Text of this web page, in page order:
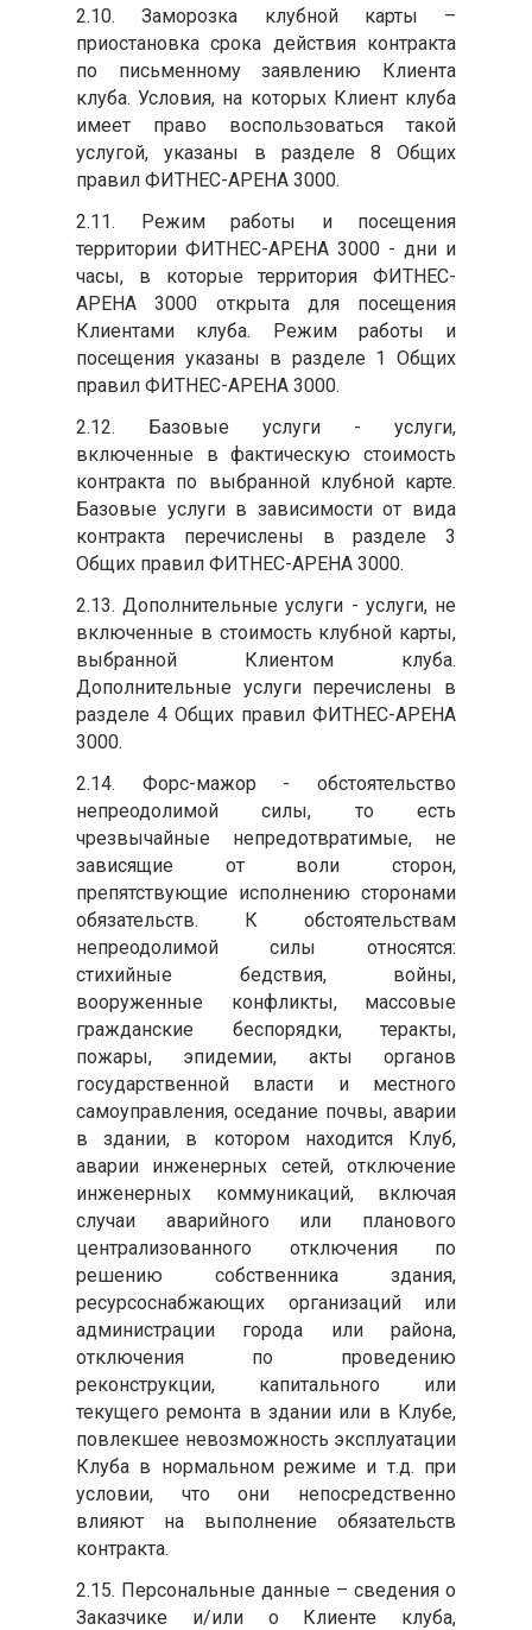
2.10. Заморозка клубной карты –
приостановка срока действия контракта
по письменному заявлению Клиента
клуба. Условия, на которых Клиент клуба
имеет право воспользоваться такой
услугой, указаны в разделе 8 Общих
правил ФИТНЕС-АРЕНА 3000.
2.11. Режим работы и посещения
территории ФИТНЕС-АРЕНА 3000 - дни и
часы, в которые территория ФИТНЕС-
АРЕНА 3000 открыта для посещения
Клиентами клуба. Режим работы и
посещения указаны в разделе 1 Общих
правил ФИТНЕС-АРЕНА 3000.
2.12. Базовые услуги - услуги,
включенные в фактическую стоимость
контракта по выбранной клубной карте.
Базовые услуги в зависимости от вида
контракта перечислены в разделе 3
Общих правил ФИТНЕС-АРЕНА 3000.
2.13. Дополнительные услуги - услуги, не
включенные в стоимость клубной карты,
выбранной Клиентом клуба.
Дополнительные услуги перечислены в
разделе 4 Общих правил ФИТНЕС-АРЕНА
3000.
2.14. Форс-мажор - обстоятельство
непреодолимой силы, то есть
чрезвычайные непредотвратимые, не
зависящие от воли сторон,
препятствующие исполнению сторонами
обязательств. К обстоятельствам
непреодолимой силы относятся:
стихийные бедствия, войны,
вооруженные конфликты, массовые
гражданские беспорядки, теракты,
пожары, эпидемии, акты органов
государственной власти и местного
самоуправления, оседание почвы, аварии
в здании, в котором находится Клуб,
аварии инженерных сетей, отключение
инженерных коммуникаций, включая
случаи аварийного или планового
централизованного отключения по
решению собственника здания,
ресурсоснабжающих организаций или
администрации города или района,
отключения по проведению
реконструкции, капитального или
текущего ремонта в здании или в Клубе,
повлекшее невозможность эксплуатации
Клуба в нормальном режиме и т.д. при
условии, что они непосредственно
влияют на выполнение обязательств
контракта.
2.15. Персональные данные – сведения о
Заказчике и/или о Клиенте клуба,